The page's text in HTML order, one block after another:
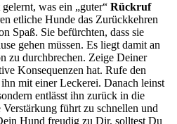
was ein „guter“ Rückruf
etliche Hunde das Zurückkehren
Spaß. Sie befürchten, dass sie
gehen müssen. Es liegt damit an
zu durchbrechen. Zeige Deiner
Konsequenzen hat. Rufe den
mit einer Leckerei. Danach leinst
entlässt ihn zurück in die
führt zu schnellen und
Hund freudig zu Dir, solltest Du